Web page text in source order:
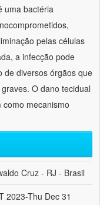
uma bactéria
pelas células
a infecção pode
de diversos órgãos que
O dano tecidual
mecanismo
Cruz - RJ - Brasil
2023-Thu Dec 31